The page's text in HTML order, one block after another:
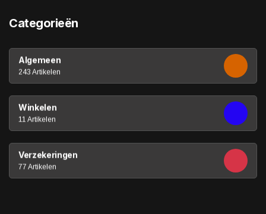
Categorieën
Algemeen
243 Artikelen
Winkelen
11 Artikelen
Verzekeringen
77 Artikelen